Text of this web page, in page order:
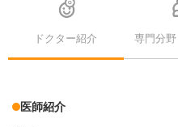
ドクター紹介 専門分
医師紹介